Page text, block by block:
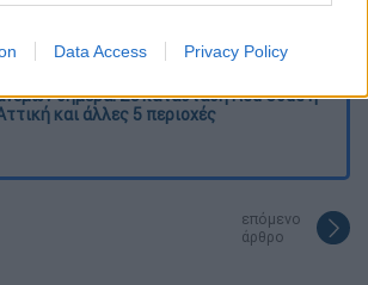
Data Access Privacy Policy
σήμερα: Σε κατάσταση Red Code η
και άλλες 5 περιοχές
επόμενο
άρθρο